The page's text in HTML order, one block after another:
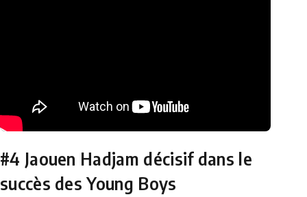
#4 Jaouen Hadjam décisif dans le
succès des Young Boys